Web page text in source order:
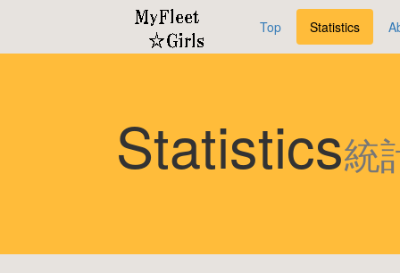
Top Statistics
Statistics統